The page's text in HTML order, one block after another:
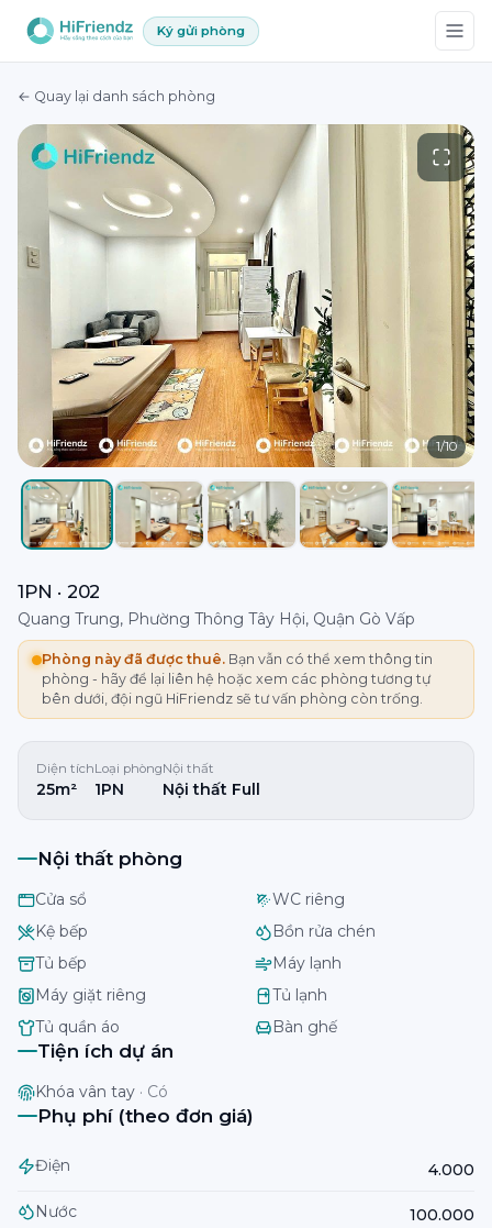
Ký gửi phòng
← Quay lại danh sách phòng
1/10
1PN · 202
Quang Trung, Phường Thông Tây Hội, Quận Gò Vấp
Phòng này đã được thuê. Bạn vẫn có thể xem thông tin
phòng - hãy để lại liên hệ hoặc xem các phòng tương tự
bên dưới, đội ngũ HiFriendz sẽ tư vấn phòng còn trống.
Diện tích
25m²
Loại phòng
1PN
Nội thất
Nội thất Full
Nội thất phòng
Cửa sổ
WC riêng
Kệ bếp
Bồn rửa chén
Tủ bếp
Máy lạnh
Máy giặt riêng
Tủ lạnh
Tủ quần áo
Bàn ghế
Tiện ích dự án
Khóa vân tay · Có
Phụ phí (theo đơn giá)
Điện 4.000
Nước 100.000